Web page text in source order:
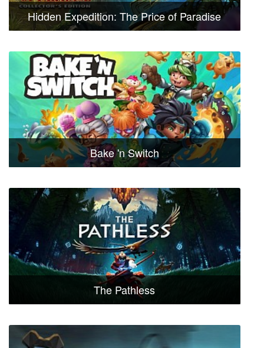
Hidden Expedition: The Price of Paradise
Bake 'n Switch
The Pathless